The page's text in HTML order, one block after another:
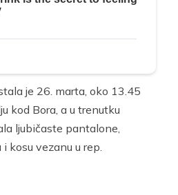
je 26. marta, oko 13.45
kod Bora, a u trenutku
ljubičaste pantalone,
kosu vezanu u rep.